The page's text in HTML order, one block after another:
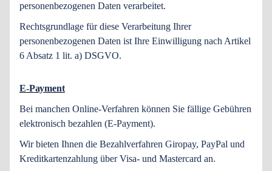
personenbezogenen Daten verarbeitet.
Rechtsgrundlage für diese Verarbeitung Ihrer
personenbezogenen Daten ist Ihre Einwilligung nach Artikel
6 Absatz 1 lit. a) DSGVO.
E-Payment
Bei manchen Online-Verfahren können Sie fällige Gebühren
elektronisch bezahlen (E-Payment).
Wir bieten Ihnen die Bezahlverfahren Giropay, PayPal und
Kreditkartenzahlung über Visa- und Mastercard an.